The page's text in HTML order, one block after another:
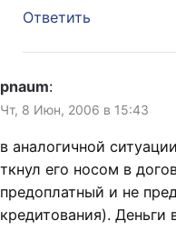
Ответить
pnaum:
Чт, 8 Июн, 2006 в 15:43
в аналогичной
ткнул его носом в
предоплатный и не
кредитования). Деньги